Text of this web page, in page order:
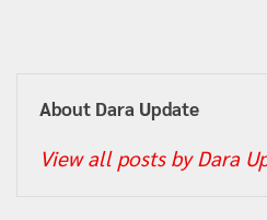
About Dara Update
View all posts by Dara